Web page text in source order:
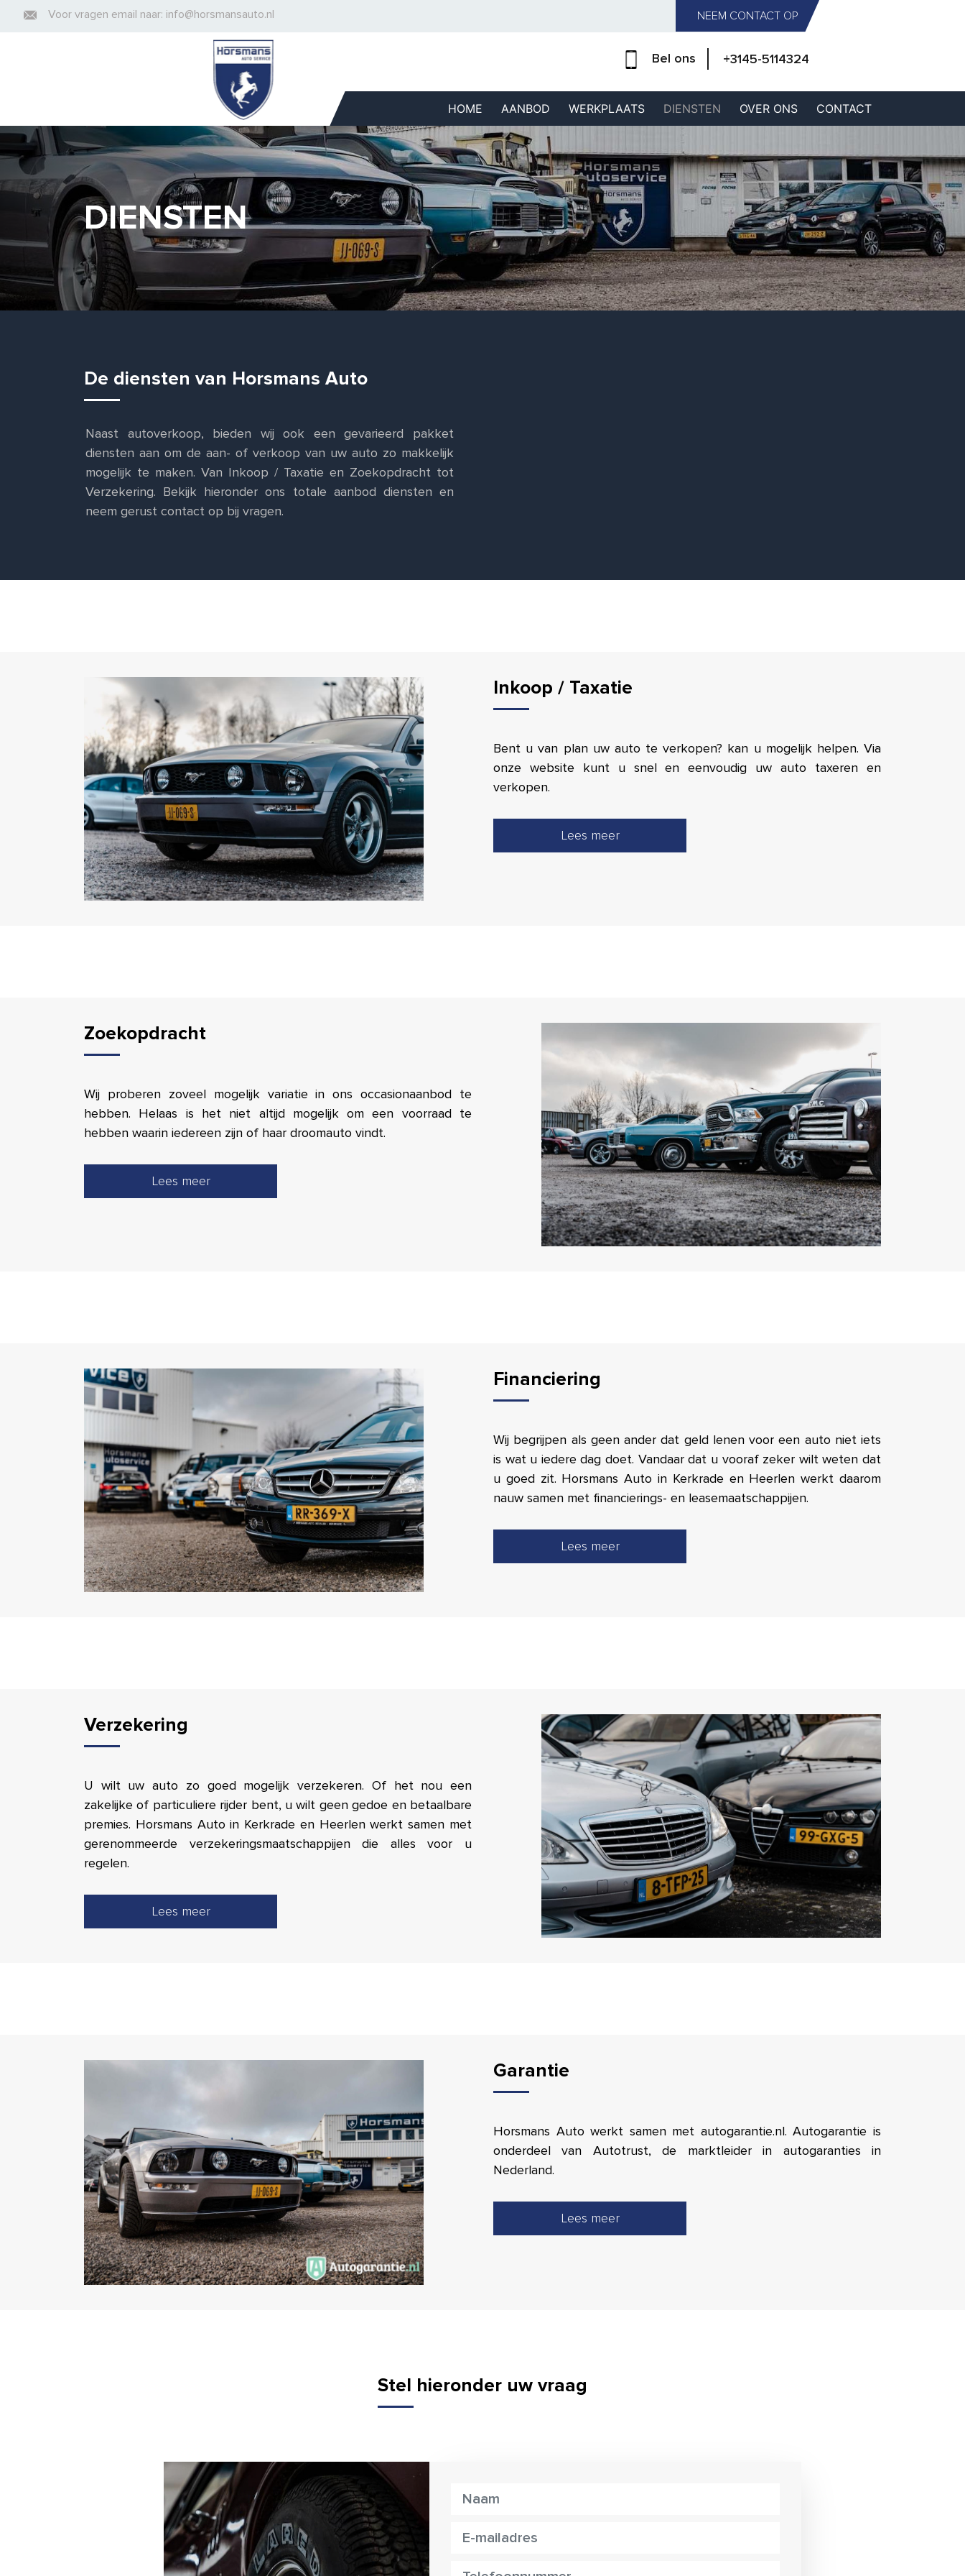
Voor vragen email naar: info@horsmansauto.nl NEEM CONTACT OP
Bel ons +3145-5114324
HOME AANBOD WERKPLAATS DIENSTEN OVER ONS CONTACT
DIENSTEN
De diensten van Horsmans Auto
Naast autoverkoop, bieden wij ook een gevarieerd pakket
diensten aan om de aan- of verkoop van uw auto zo makkelijk
mogelijk te maken. Van Inkoop / Taxatie en Zoekopdracht tot
Verzekering. Bekijk hieronder ons totale aanbod diensten en
neem gerust contact op bij vragen.
Inkoop / Taxatie
Bent u van plan uw auto te verkopen? kan u mogelijk helpen. Via
onze website kunt u snel en eenvoudig uw auto taxeren en
verkopen.
Lees meer
Zoekopdracht
Wij proberen zoveel mogelijk variatie in ons occasionaanbod te
hebben. Helaas is het niet altijd mogelijk om een voorraad te
hebben waarin iedereen zijn of haar droomauto vindt.
Lees meer
Financiering
Wij begrijpen als geen ander dat geld lenen voor een auto niet iets
is wat u iedere dag doet. Vandaar dat u vooraf zeker wilt weten dat
u goed zit. Horsmans Auto in Kerkrade en Heerlen werkt daarom
nauw samen met financierings- en leasemaatschappijen.
Lees meer
Verzekering
U wilt uw auto zo goed mogelijk verzekeren. Of het nou een
zakelijke of particuliere rijder bent, u wilt geen gedoe en betaalbare
premies. Horsmans Auto in Kerkrade en Heerlen werkt samen met
gerenommeerde verzekeringsmaatschappijen die alles voor u
regelen.
Lees meer
Garantie
Horsmans Auto werkt samen met autogarantie.nl. Autogarantie is
onderdeel van Autotrust, de marktleider in autogaranties in
Nederland.
Lees meer
Stel hieronder uw vraag